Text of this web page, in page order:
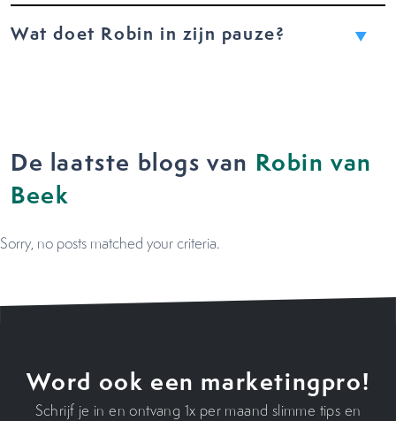
Wat doet Robin in zijn pauze?
De laatste blogs van Robin van
Beek
Sorry, no posts matched your criteria.
Word ook een marketingpro!
Schrijf je in en ontvang 1x per maand slimme tips en